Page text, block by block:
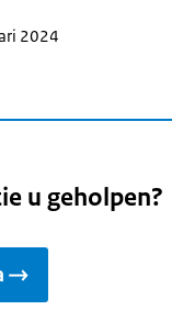
2024
u geholpen?